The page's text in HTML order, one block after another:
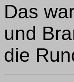
Das
und
die